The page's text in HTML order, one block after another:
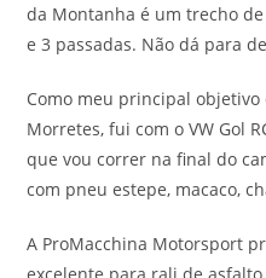
da Montanha é um trecho
e 3 passadas. Não dá para
Como meu principal
Morretes, fui com o VW Gol
que vou correr na final do
com pneu estepe, macaco,
A ProMacchina Motorsport